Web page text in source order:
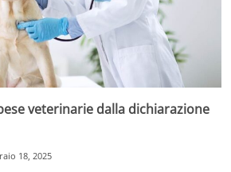
veterinarie dalla dichiarazione
18, 2025